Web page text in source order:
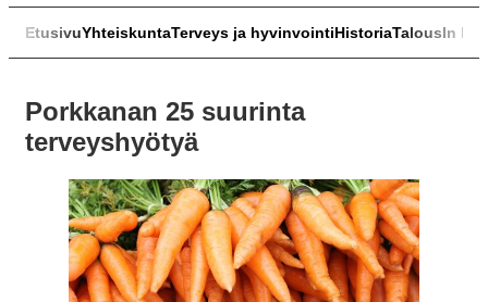
EtusivuYhteiskuntaTerveys ja hyvinvointiHistoriaTalousIn
Porkkanan 25 suurinta
terveyshyötyä